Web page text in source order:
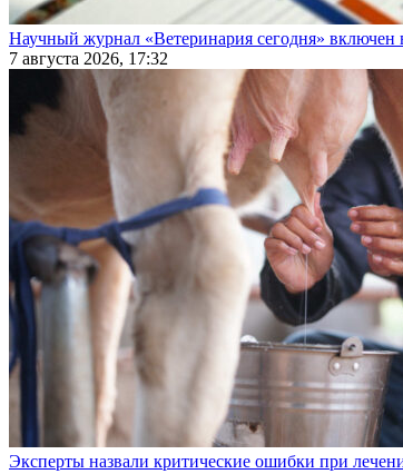
Научный журнал «Ветеринария сегодня»
7 августа 2026, 17:32
Эксперты назвали критические ошибки при